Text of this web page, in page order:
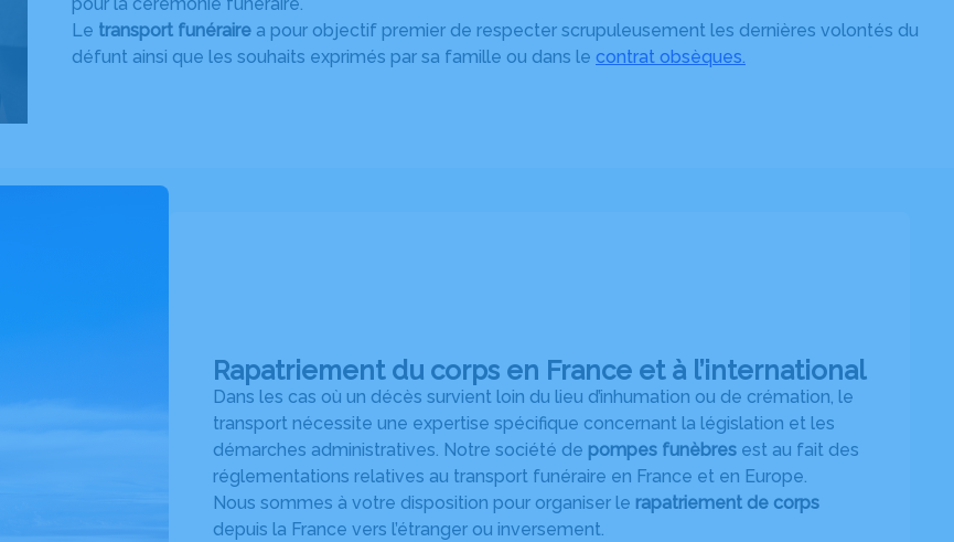
pour la cérémonie funéraire.
Le transport funéraire a pour objectif premier de respecter scrupuleusement les dernières volontés du
défunt ainsi que les souhaits exprimés par sa famille ou dans le contrat obsèques.
Rapatriement du corps en France et à l’international
Dans les cas où un décès survient loin du lieu d’inhumation ou de crémation, le
transport nécessite une expertise spécifique concernant la législation et les
démarches administratives. Notre société de pompes funèbres est au fait des
réglementations relatives au transport funéraire en France et en Europe.
Nous sommes à votre disposition pour organiser le rapatriement de corps
depuis la France vers l’étranger ou inversement.